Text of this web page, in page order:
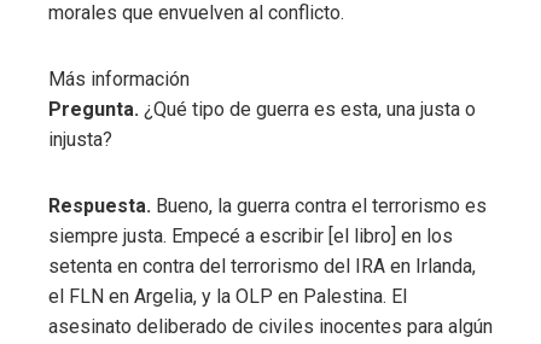
morales que envuelven al conflicto.
Más información
Pregunta. ¿Qué tipo de guerra es esta, una justa o
injusta?
Respuesta. Bueno, la guerra contra el terrorismo es
siempre justa. Empecé a escribir [el libro] en los
setenta en contra del terrorismo del IRA en Irlanda,
el FLN en Argelia, y la OLP en Palestina. El
asesinato deliberado de civiles inocentes para algún